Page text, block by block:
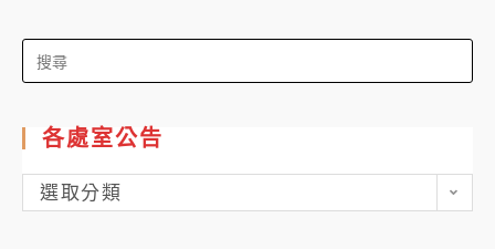
Search
for:
各處室公告
各
處
選取分類